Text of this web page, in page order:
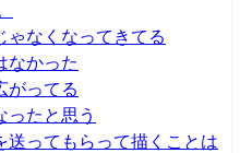
ゃなくなってきてる
なかった
がってる
ったと思う
送ってもらって描くことは